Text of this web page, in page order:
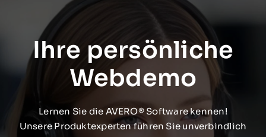
Ihre persönliche
Webdemo
Lernen Sie die AVERO® Software kennen!
Unsere Produktexperten führen Sie unverbindlich